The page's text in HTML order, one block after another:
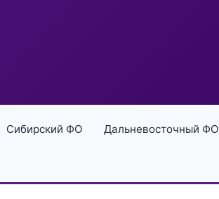
Сибирский ФО Дальневосточный ФО